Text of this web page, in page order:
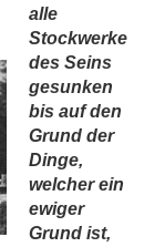
alle
Stockwerke
des Seins
gesunken
bis auf den
Grund der
Dinge,
welcher ein
ewiger
Grund ist,